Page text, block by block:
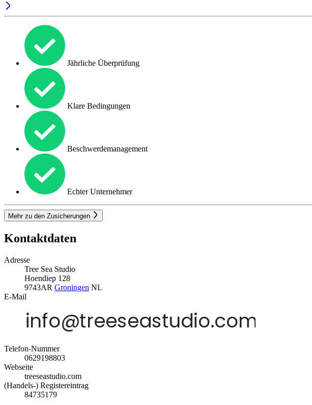
Jährliche Überprüfung
Klare Bedingungen
Beschwerdemanagement
Echter Unternehmer
Mehr zu den Zusicherungen
Kontaktdaten
Adresse
Tree Sea Studio
Hoendiep 128
9743AR Groningen NL
E-Mail
Telefon-Nummer
0629198803
Webseite
treeseastudio.com
(Handels-) Registereintrag
84735179